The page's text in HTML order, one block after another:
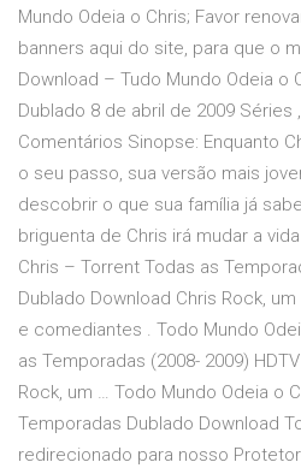
Mundo Odeia o Chris; Favor
banners aqui do site, para que o
Download – Tudo Mundo Odeia o
Dublado 8 de abril de 2009 Séries
Comentários Sinopse: Enquanto
o seu passo, sua versão mais
descobrir o que sua família já
briguenta de Chris irá mudar a
Chris – Torrent Todas as
Dublado Download Chris Rock,
e comediantes . Todo Mundo
as Temporadas (2008- 2009)
Rock, um … Todo Mundo Odeia o
Temporadas Dublado Download
redirecionado para nosso